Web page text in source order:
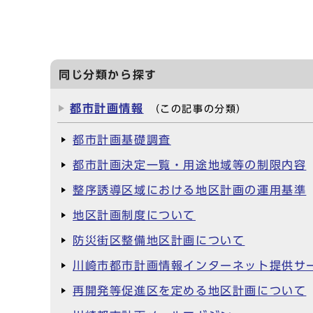
同じ分類から探す
都市計画情報 （この記事の分類）
都市計画基礎調査
都市計画決定一覧・用途地域等の制限内容
整序誘導区域における地区計画の運用基準
地区計画制度について
防災街区整備地区計画について
川崎市都市計画情報インターネット提供サ
再開発等促進区を定める地区計画について